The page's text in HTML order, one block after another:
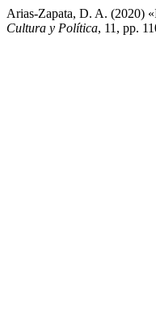
Arias-Zapata, D. A. (2020)
Cultura y Política, 11, pp.